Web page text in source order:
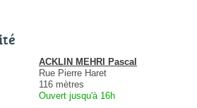
ACKLIN MEHRI Pascal
Rue Pierre Haret
116 mètres
Ouvert jusqu'à 16h